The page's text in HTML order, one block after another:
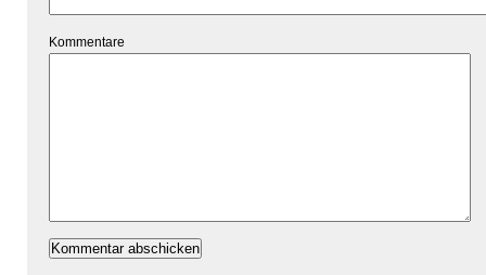
Kommentare